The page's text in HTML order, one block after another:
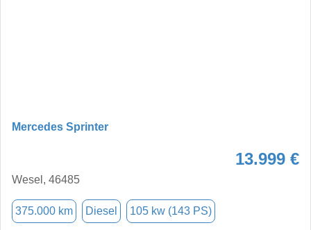
Mercedes Sprinter
13.999 €
Wesel, 46485
375.000 km Diesel 105 kw (143 PS)